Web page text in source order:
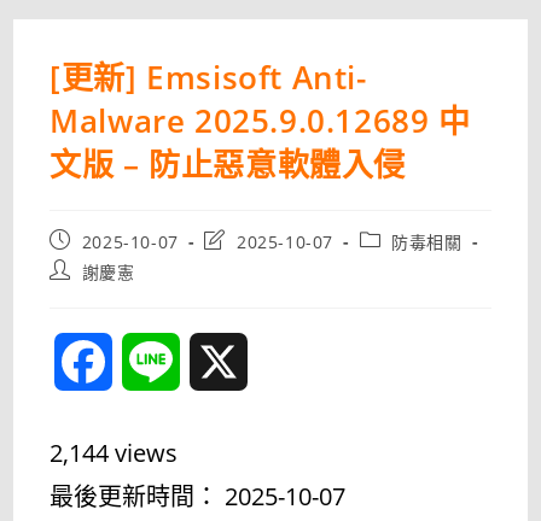
[更新] Emsisoft Anti-
Malware 2025.9.0.12689 中
文版 – 防止惡意軟體入侵
Post
published:
2025-10-07
Post2025-10-07
Post防毒相關
Post謝慶憲
2,144 views
最後更新時間： 2025-10-07